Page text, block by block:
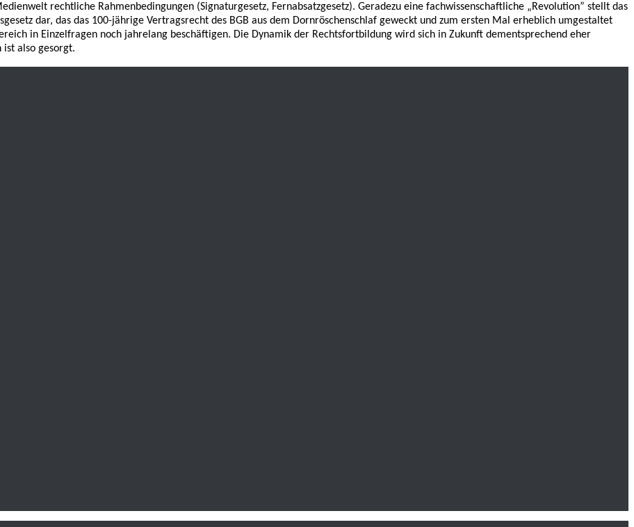
rechtliche Rahmenbedingungen (Signaturgesetz, Fernabsatzgesetz). Geradezu eine fachwissenschaftliche „Revolution” stellt das
dar, das das 100-jährige Vertragsrecht des BGB aus dem Dornröschenschlaf geweckt und zum ersten Mal erheblich umgestaltet
in Einzelfragen noch jahrelang beschäftigen. Die Dynamik der Rechtsfortbildung wird sich in Zukunft dementsprechend eher
ist also gesorgt.